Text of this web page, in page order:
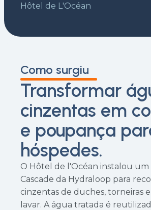
Hôtel de L'Océan
Como surgiu
Transformar
cinzentas em
e poupança
hóspedes.
O Hôtel de l'Océan instalou um
Cascade da Hydraloop para
cinzentas de duches, torneiras
lavar. A água tratada é